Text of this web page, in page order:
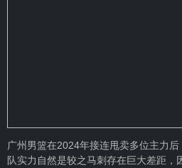
广州男篮在2024年接连甩卖多位主力
队实力自然是较之马刺存在巨大差距，